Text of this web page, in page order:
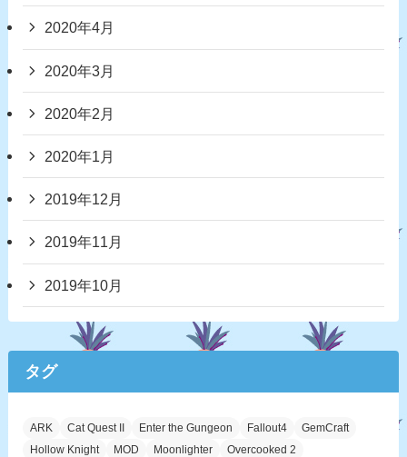
2020年4月
2020年3月
2020年2月
2020年1月
2019年12月
2019年11月
2019年10月
タグ
ARK Cat Quest II Enter the Gungeon Fallout4
GemCraft
Hollow Knight
MOD Moonlighter
Overcooked 2